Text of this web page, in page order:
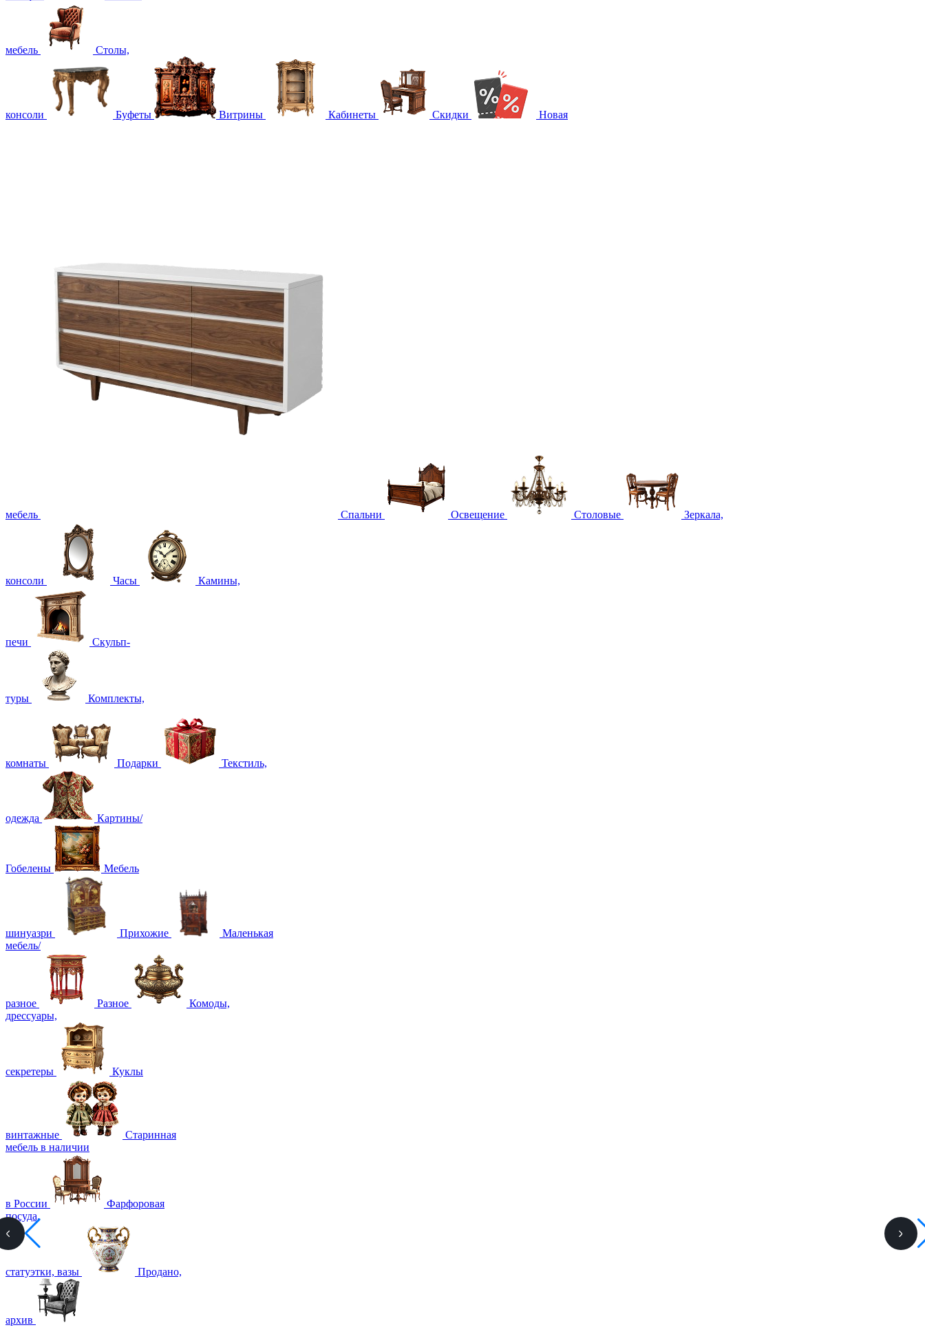
мебель Столы,
консоли Буфеты Витрины Кабинеты Скидки Новая
мебель Спальни Освещение Столовые Зеркала,
консоли Часы Камины,
печи Скульп-
туры Комплекты,
комнаты Подарки Текстиль,
одежда Картины/
Гобелены Мебель
шинуазри Прихожие
Маленькая
мебель/
разное Разное
Комоды,
дрессуары,
секретеры Куклы
винтажные
Старинная
мебель в наличии
в России
Фарфоровая
посуда,
статуэтки, вазы Продано,
архив